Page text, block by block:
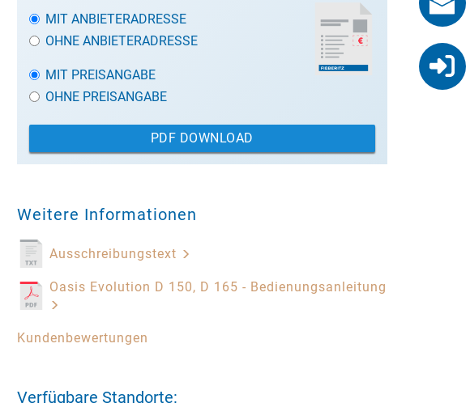
MIT ANBIETERADRESSE
OHNE ANBIETERADRESSE
MIT PREISANGABE
OHNE PREISANGABE
PDF DOWNLOAD
Weitere Informationen
Ausschreibungstext
Oasis Evolution D 150, D 165 - Bedienungsanleitung
Kundenbewertungen
Verfügbare Standorte: